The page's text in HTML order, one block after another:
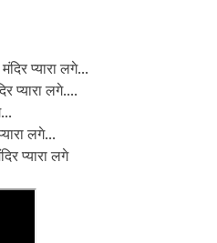
प्यारा लगे...
प्यारा लगे....
लगे...
प्यारा लगे